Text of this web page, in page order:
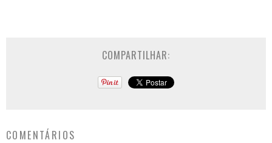
COMPARTILHAR:
COMENTÁRIOS